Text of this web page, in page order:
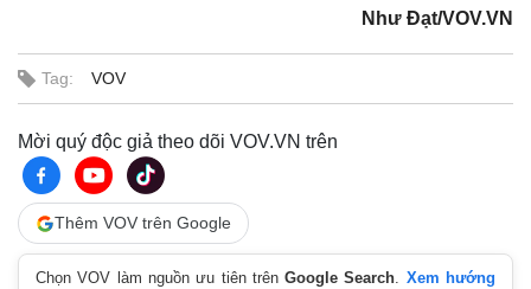
Như Đạt/VOV.VN
Tag: VOV
Mời quý độc giả theo dõi VOV.VN trên
Thêm VOV trên Google
Chọn VOV làm nguồn ưu tiên trênGoogle Search. Xem hướng